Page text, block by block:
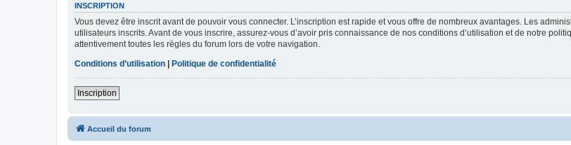
INSCRIPTION
Vous devez être inscrit avant de pouvoir vous connecter. L’inscription est rapide et vous offre de nombreux avantages. Les
utilisateurs inscrits. Avant de vous inscrire, assurez-vous d’avoir pris connaissance de nos conditions d’utilisation et de notre
attentivement toutes les règles du forum lors de votre navigation.
Conditions d’utilisation
Politique de confidentialité
Inscription
Accueil du forum